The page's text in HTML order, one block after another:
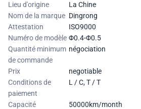
Lieu d'origine
La Chine
Nom de la marque Dingrong
Attestation
ISO9000
Numéro de modèle Φ0.4-Φ0.5
Quantité minimum
de commande
négociation
Prix
negotiable
Conditions de
paiement
L / C, T / T
Capacité
50000km/month